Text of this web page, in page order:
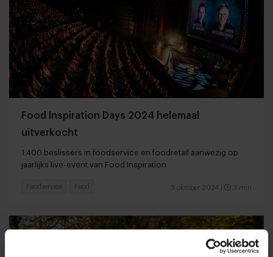
Food Inspiration Days 2024 helemaal
uitverkocht
1.400 beslissers in foodservice en foodretail aanwezig op
jaarlijks live-event van Food Inspiration
3 oktober 2024 3 min
Foodservice Food